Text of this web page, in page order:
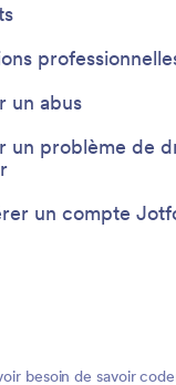
un abus
un problème de
un compte
de savoir